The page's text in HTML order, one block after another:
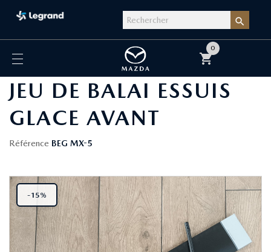

shopping_cart
0
JEU DE BALAI ESSUIS
GLACE AVANT
Référence BEG MX-5
-15%